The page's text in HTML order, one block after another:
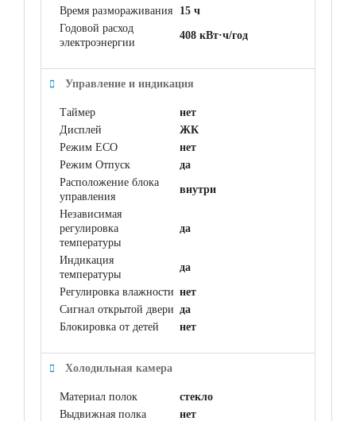
Время размораживания
15 ч
Годовой расход
электроэнергии
408 кВт·ч/год
Управление и индикация
Таймер
нет
Дисплей
ЖК
Режим ECO
нет
Режим Отпуск
да
Расположение блока
управления
внутри
Независимая
регулировка
температуры
да
Индикация
температуры
да
Регулировка влажности нет
Сигнал открытой двери да
Блокировка от детей
нет
Холодильная камера
Материал полок
стекло
Выдвижная полка
нет